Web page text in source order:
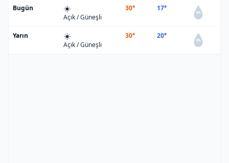
Bugün ☀️
Açık / Güneşli
30° 17°
0%
Yarın ☀️
Açık / Güneşli
30° 20°
0%